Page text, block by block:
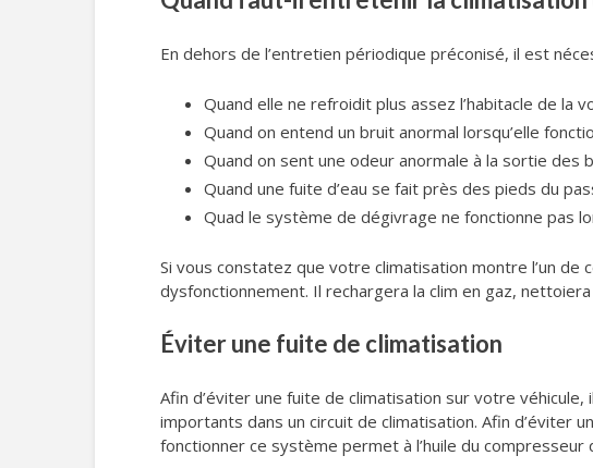
En dehors de l’entretien périodique préconisé, il est
Quand elle ne refroidit plus assez l’habitacle de la
Quand on entend un bruit anormal lorsqu’elle
Quand on sent une odeur anormale à la sortie des
Quand une fuite d’eau se fait près des pieds du
Quad le système de dégivrage ne fonctionne pas
Si vous constatez que votre climatisation montre l’un
dysfonctionnement. Il rechargera la clim en gaz,
Éviter une fuite de climatisation
Afin d’éviter une fuite de climatisation sur votre
importants dans un circuit de climatisation. Afin d’éviter
fonctionner ce système permet à l’huile du